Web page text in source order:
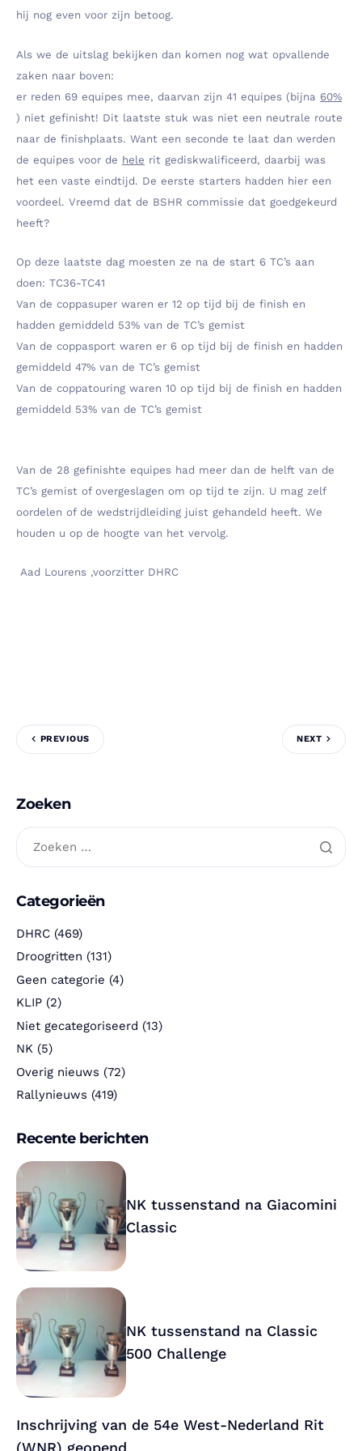
hij nog even voor zijn betoog.
Als we de uitslag bekijken dan komen nog wat opvallende
zaken naar boven:
er reden 69 equipes mee, daarvan zijn 41 equipes (bijna 60%
) niet gefinisht! Dit laatste stuk was niet een neutrale route
naar de finishplaats. Want een seconde te laat dan werden
de equipes voor de hele rit gediskwalificeerd, daarbij was
het een vaste eindtijd. De eerste starters hadden hier een
voordeel. Vreemd dat de BSHR commissie dat goedgekeurd
heeft?
Op deze laatste dag moesten ze na de start 6 TC’s aan
doen: TC36-TC41
Van de coppasuper waren er 12 op tijd bij de finish en
hadden gemiddeld 53% van de TC’s gemist
Van de coppasport waren er 6 op tijd bij de finish en hadden
gemiddeld 47% van de TC’s gemist
Van de coppatouring waren 10 op tijd bij de finish en hadden
gemiddeld 53% van de TC’s gemist
Van de 28 gefinishte equipes had meer dan de helft van de
TC’s gemist of overgeslagen om op tijd te zijn. U mag zelf
oordelen of de wedstrijdleiding juist gehandeld heeft. We
houden u op de hoogte van het vervolg.
Aad Lourens ,voorzitter DHRC
PREVIOUS NEXT
Zoeken
Categorieën
DHRC (469)
Droogritten (131)
Geen categorie (4)
KLIP (2)
Niet gecategoriseerd (13)
NK (5)
Overig nieuws (72)
Rallynieuws (419)
Recente berichten
NK tussenstand na Giacomini
Classic
NK tussenstand na Classic
500 Challenge
Inschrijving van de 54e West-Nederland Rit
(WNR) geopend